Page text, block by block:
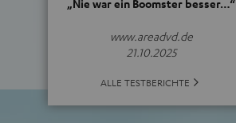
„Nie war ein Boomster besser…“
www.areadvd.de
21.10.2025
ALLE TESTBERICHTE